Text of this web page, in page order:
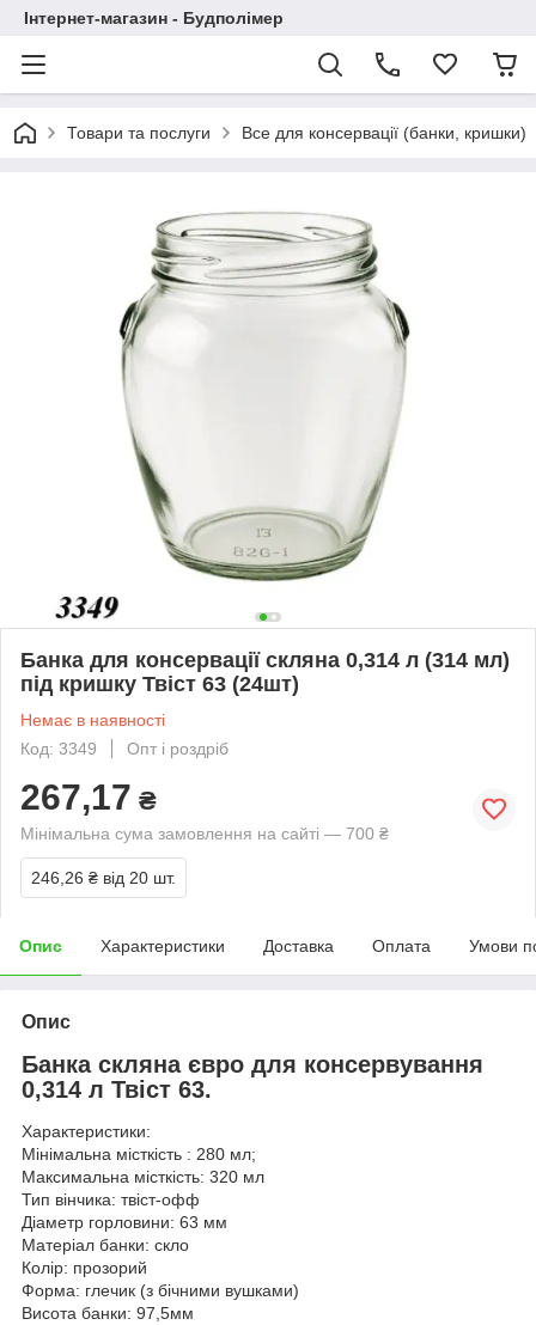
Інтернет-магазин - Будполімер
Товари та послуги Все для консервації (банки, кришки)
Банка для консервації скляна 0,314 л (314 мл)
під кришку Твіст 63 (24шт)
Немає в наявності
Код: 3349
Опт і роздріб
267,17 ₴
Мінімальна сума замовлення на сайті — 700 ₴
246,26 ₴ від 20 шт.
Опис Характеристики Доставка Оплата Умови
Опис
Банка скляна євро для консервування
0,314 л Твіст 63.
Характеристики:
Мінімальна місткість : 280 мл;
Максимальна місткість: 320 мл
Тип вінчика: твіст‑офф
Діаметр горловини: 63 мм
Матеріал банки: скло
Колір: прозорий
Форма: глечик (з бічними вушками)
Висота банки: 97,5мм